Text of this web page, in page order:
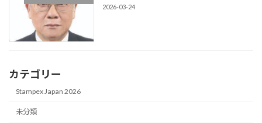
2026-03-24
カテゴリー
Stampex Japan 2026
未分類